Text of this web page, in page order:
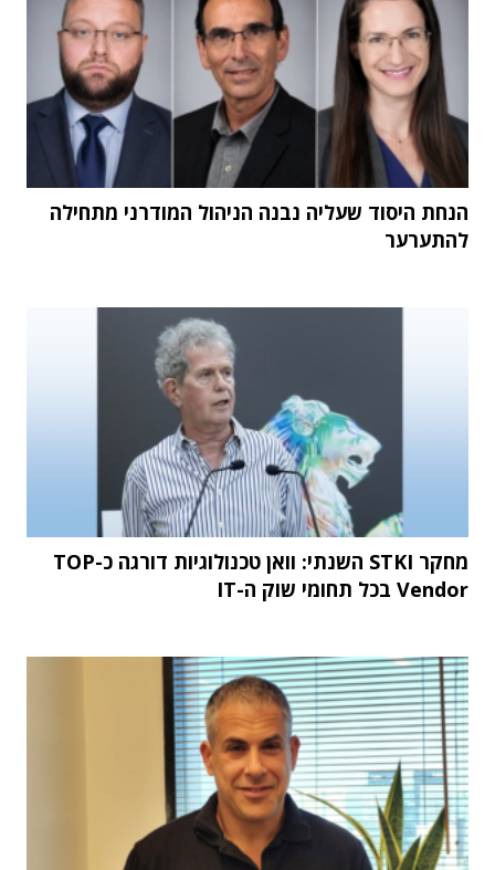
הנחת היסוד שעליה נבנה הניהול המודרני מתחילה
להתערער
מחקר STKI השנתי: וואן טכנולוגיות דורגה כ-TOP
Vendor בכל תחומי שוק ה-IT